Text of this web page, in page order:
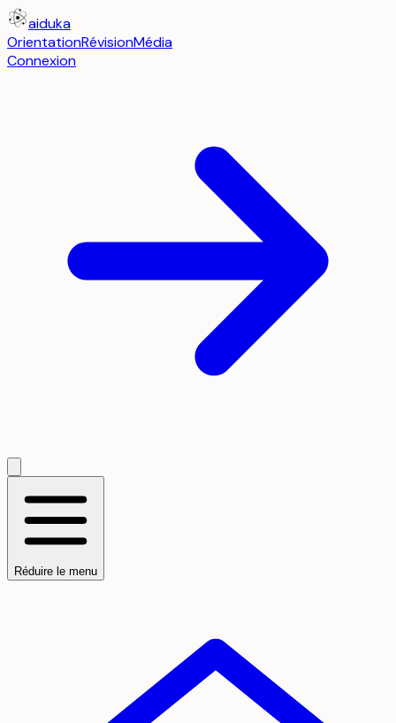
aiduka
OrientationRévisionMédia
Connexion
Réduire le menu